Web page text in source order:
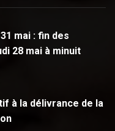
mai : fin des
28 mai à minuit
à la délivrance de la